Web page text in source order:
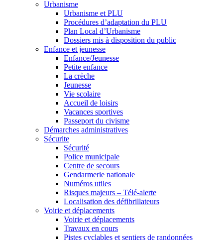
Urbanisme
Urbanisme et PLU
Procédures d’adaptation du PLU
Plan Local d’Urbanisme
Dossiers mis à disposition du public
Enfance et jeunesse
Enfance/Jeunesse
Petite enfance
La crèche
Jeunesse
Vie scolaire
Accueil de loisirs
Vacances sportives
Passeport du civisme
Démarches administratives
Sécurite
Sécurité
Police municipale
Centre de secours
Gendarmerie nationale
Numéros utiles
Risques majeurs – Télé-alerte
Localisation des défibrillateurs
Voirie et déplacements
Voirie et déplacements
Travaux en cours
Pistes cyclables et sentiers de randonnées